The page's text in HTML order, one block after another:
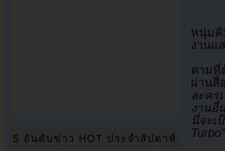
หนุ่มคิ
งานแ
ตาม
ผ่าน
ละคร
งานอื่
นี่จะเ
Turbo”
5 อันดับข่าว HOT ประจำสัปดาห์